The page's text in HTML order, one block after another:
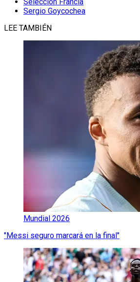
Sergio Goycochea
LEE TAMBIÉN
Mundial 2026
"Messi seguro marcará en la final"